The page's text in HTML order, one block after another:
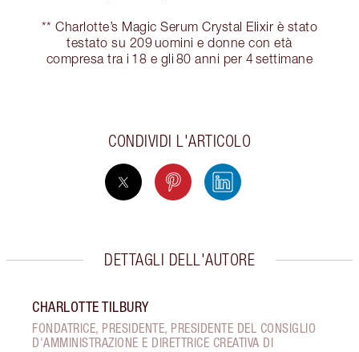
** Charlotte’s Magic Serum Crystal Elixir è stato
testato su 209 uomini e donne con età
compresa tra i 18 e gli 80 anni per 4 settimane
CONDIVIDI L'ARTICOLO
DETTAGLI DELL'AUTORE
CHARLOTTE TILBURY
FONDATRICE, PRESIDENTE, PRESIDENTE DEL CONSIGLIO
D'AMMINISTRAZIONE E DIRETTRICE CREATIVA DI